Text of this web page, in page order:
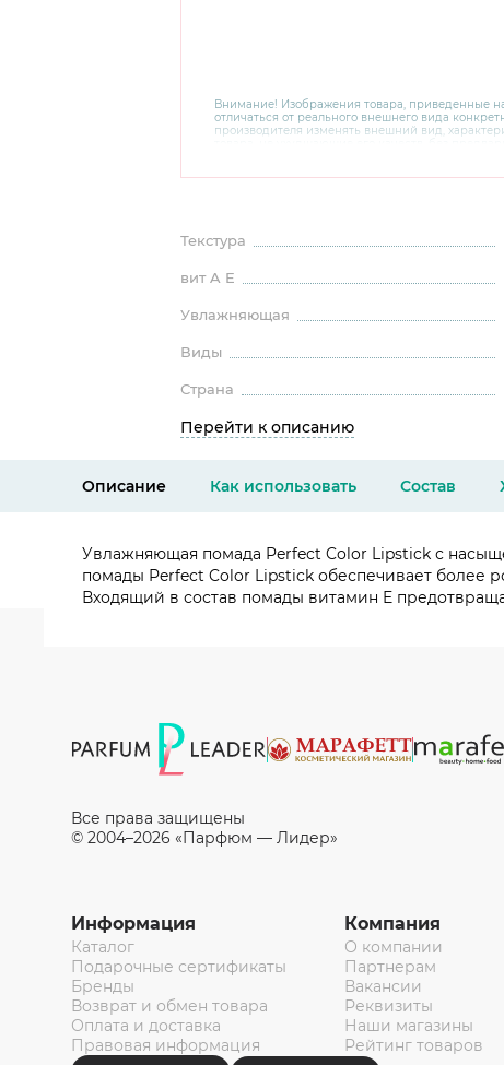
Внимание! Изображения товара, приведенные
отличаться от реального внешнего вида
производителя изменять внешний вид,
консультантов по номеру 8 800 200 78 80.
Текстура
вит A E
Увлажняющая
Виды
Страна
Перейти к описанию
Описание Как использовать Состав
Увлажняющая помада Perfect Color Lipstick с
помады Perfect Color Lipstick обеспечивает более
Входящий в состав помады витамин E
Все права защищены
© 2004–2026 «Парфюм — Лидер»
Информация
Каталог
Подарочные сертификаты
Бренды
Возврат и обмен товара
Оплата и доставка
Правовая информация
Компания
О компании
Партнерам
Вакансии
Реквизиты
Наши магазины
Рейтинг товаров